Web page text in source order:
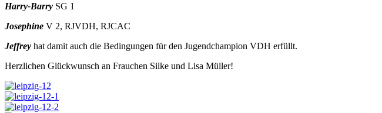
Harry-Barry SG 1
Josephine V 2, RJVDH, RJCAC
Jeffrey hat damit auch die Bedingungen für den Jugendchampion VDH erfüllt.
Herzlichen Glückwunsch an Frauchen Silke und Lisa Müller!